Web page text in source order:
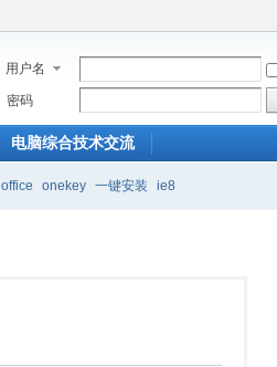
用户名
密码
电脑综合技术交流
office onekey 一键安装 ie8